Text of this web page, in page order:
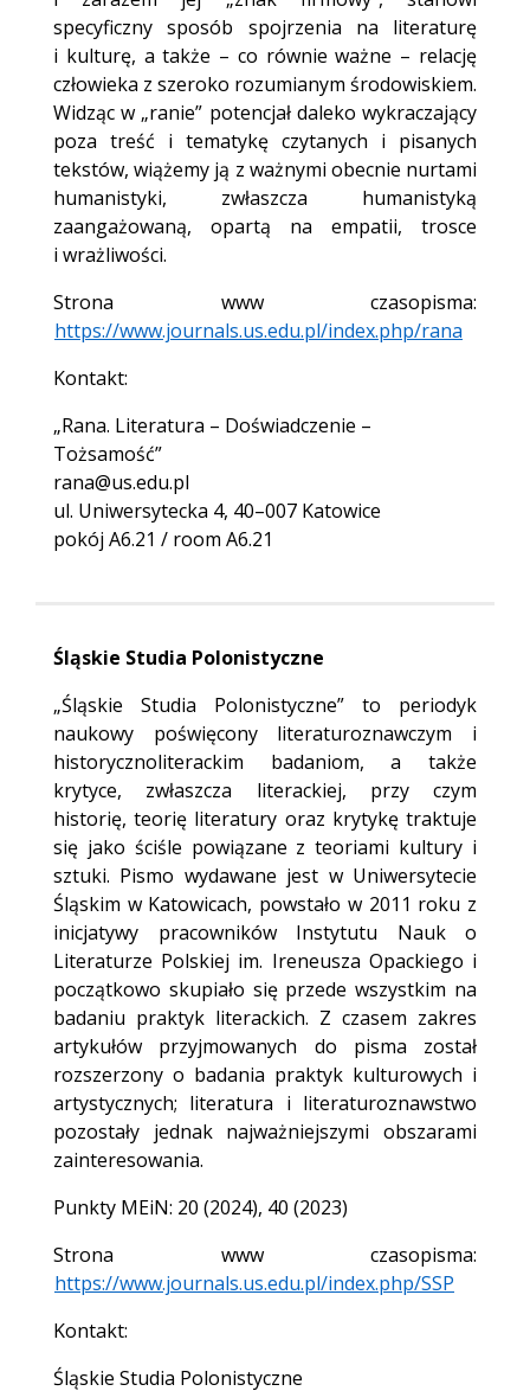
specyficzny sposób spojrzenia na literaturę
i kulturę, a także – co równie ważne – relację
człowieka z szeroko rozumianym środowiskiem.
Widząc w „ranie” potencjał daleko wykraczający
poza treść i tematykę czytanych i pisanych
tekstów, wiążemy ją z ważnymi obecnie nurtami
humanistyki, zwłaszcza humanistyką
zaangażowaną, opartą na empatii, trosce
i wrażliwości.
Strona www czasopisma:
https://www.journals.us.edu.pl/index.php/rana
Kontakt:
„Rana. Literatura – Doświadczenie –
Tożsamość”
rana@us.edu.pl
ul. Uniwersytecka 4, 40–007 Katowice
pokój A6.21 / room A6.21
Śląskie Studia Polonistyczne
„Śląskie Studia Polonistyczne” to periodyk
naukowy poświęcony literaturoznawczym i
historycznoliterackim badaniom, a także
krytyce, zwłaszcza literackiej, przy czym
historię, teorię literatury oraz krytykę traktuje
się jako ściśle powiązane z teoriami kultury i
sztuki. Pismo wydawane jest w Uniwersytecie
Śląskim w Katowicach, powstało w 2011 roku z
inicjatywy pracowników Instytutu Nauk o
Literaturze Polskiej im. Ireneusza Opackiego i
początkowo skupiało się przede wszystkim na
badaniu praktyk literackich. Z czasem zakres
artykułów przyjmowanych do pisma został
rozszerzony o badania praktyk kulturowych i
artystycznych; literatura i literaturoznawstwo
pozostały jednak najważniejszymi obszarami
zainteresowania.
Punkty MEiN: 20 (2024), 40 (2023)
Strona www czasopisma:
https://www.journals.us.edu.pl/index.php/SSP
Kontakt:
Śląskie Studia Polonistyczne